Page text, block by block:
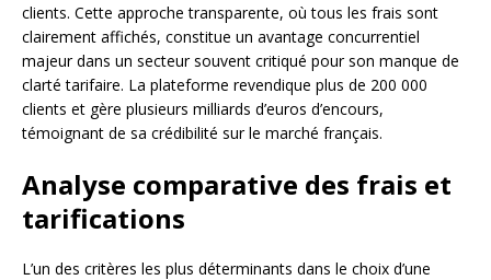
clients. Cette approche transparente, où tous les frais sont
clairement affichés, constitue un avantage concurrentiel
majeur dans un secteur souvent critiqué pour son manque de
clarté tarifaire. La plateforme revendique plus de 200 000
clients et gère plusieurs milliards d’euros d’encours,
témoignant de sa crédibilité sur le marché français.
Analyse comparative des frais et
tarifications
L’un des critères les plus déterminants dans le choix d’une